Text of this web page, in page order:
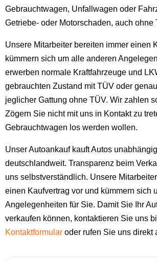
Gebrauchtwagen, Unfallwagen oder
Getriebe- oder Motorschaden, auch ohne
Unsere Mitarbeiter bereiten immer einen
kümmern sich um alle anderen
erwerben normale Kraftfahrzeuge und
gebrauchten Zustand mit TÜV oder
jeglicher Gattung ohne TÜV. Wir zahlen
Zögern Sie nicht mit uns in Kontakt zu
Gebrauchtwagen los werden wollen.
Unser Autoankauf kauft Autos
deutschlandweit. Transparenz beim
uns selbstverständlich. Unsere
einen Kaufvertrag vor und kümmern sich
Angelegenheiten für Sie. Damit Sie Ihr
verkaufen können, kontaktieren Sie uns
Kontaktformular oder rufen Sie uns direkt